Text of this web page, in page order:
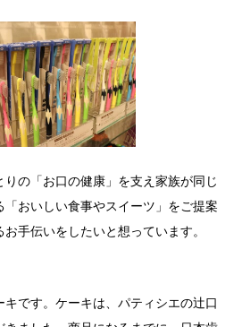
の「お口の健康」を支え家族が同じ
おいしい食事やスイーツ」をご提案
手伝いをしたいと想っています。
です。ケーキは、パティシエの辻口